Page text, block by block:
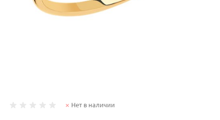
Нет в наличии